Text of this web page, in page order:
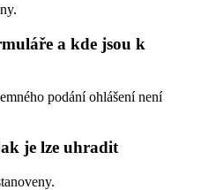
a kde jsou k
podání ohlášení není
je lze uhradit